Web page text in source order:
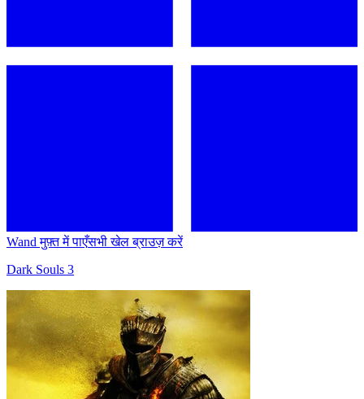
Wand मुफ़्त में पाएँसभी खेल ब्राउज़ करें
Dark Souls 3